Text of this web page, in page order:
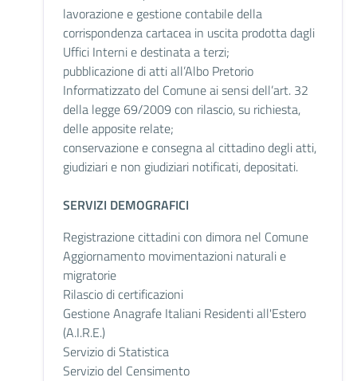
lavorazione e gestione contabile della
corrispondenza cartacea in uscita prodotta dagli
Uffici Interni e destinata a terzi;
pubblicazione di atti all’Albo Pretorio
Informatizzato del Comune ai sensi dell’art. 32
della legge 69/2009 con rilascio, su richiesta,
delle apposite relate;
conservazione e consegna al cittadino degli atti,
giudiziari e non giudiziari notificati, depositati.
SERVIZI DEMOGRAFICI
Registrazione cittadini con dimora nel Comune
Aggiornamento movimentazioni naturali e
migratorie
Rilascio di certificazioni
Gestione Anagrafe Italiani Residenti all'Estero
(A.I.R.E.)
Servizio di Statistica
Servizio del Censimento